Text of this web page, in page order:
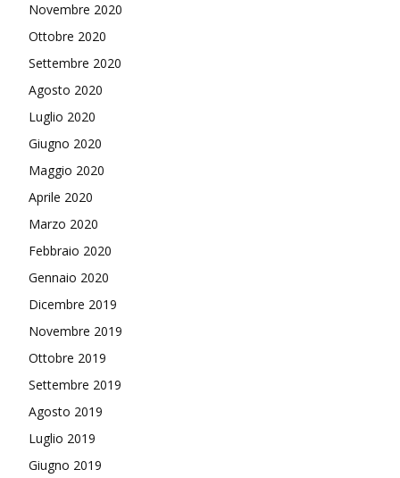
Novembre 2020
Ottobre 2020
Settembre 2020
Agosto 2020
Luglio 2020
Giugno 2020
Maggio 2020
Aprile 2020
Marzo 2020
Febbraio 2020
Gennaio 2020
Dicembre 2019
Novembre 2019
Ottobre 2019
Settembre 2019
Agosto 2019
Luglio 2019
Giugno 2019